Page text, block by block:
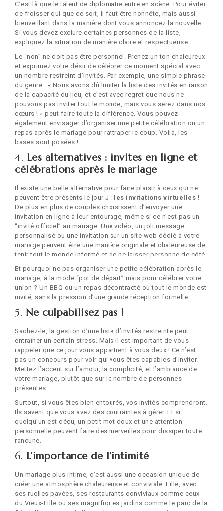
C’est là que le talent de diplomatie entre en scène. Pour éviter
de froisser qui que ce soit, il faut être honnête, mais aussi
bienveillant dans la manière dont vous annoncez la nouvelle.
Si vous devez exclure certaines personnes de la liste,
expliquez la situation de manière claire et respectueuse.
Le “non” ne doit pas être personnel. Prenez un ton chaleureux
et exprimez votre désir de célébrer ce moment spécial avec
un nombre restreint d’invités. Par exemple, une simple phrase
du genre : « Nous avons dû limiter la liste des invités en raison
de la capacité du lieu, et c’est avec regret que nous ne
pouvons pas inviter tout le monde, mais vous serez dans nos
cœurs ! » peut faire toute la différence. Vous pouvez
également envisager d’organiser une petite célébration ou un
repas après le mariage pour rattraper le coup. Voilà, les
bases sont posées !
4. Les alternatives : invites en ligne et
célébrations après le mariage
Il existe une belle alternative pour faire plaisir à ceux qui ne
peuvent être présents le jour J :
les invitations virtuelles !
De plus en plus de couples choisissent d’envoyer une
invitation en ligne à leur entourage, même si ce n’est pas un
“invité officiel” au mariage. Une vidéo, un joli message
personnalisé ou une invitation sur un site web dédié à votre
mariage peuvent être une manière originale et chaleureuse de
tenir tout le monde informé et de ne laisser personne de côté.
Et pourquoi ne pas organiser une petite célébration après le
mariage, à la mode “pot de départ” mais pour célébrer votre
union ? Un BBQ ou un repas décontracté où tout le monde est
invité, sans la pression d’une grande réception formelle.
5. Ne culpabilisez pas !
Sachez-le, la gestion d’une liste d’invités restreinte peut
entraîner un certain stress. Mais il est important de vous
rappeler que ce jour vous appartient à vous deux ! Ce n’est
pas un concours pour voir qui vous êtes capables d’inviter.
Mettez l’accent sur l’amour, la complicité, et l’ambiance de
votre mariage, plutôt que sur le nombre de personnes
présentes.
Surtout, si vous êtes bien entourés, vos invités comprendront.
Ils savent que vous avez des contraintes à gérer. Et si
quelqu’un est déçu, un petit mot doux et une attention
personnelle peuvent faire des merveilles pour dissiper toute
rancune.
6. L’importance de l’intimité
Un mariage plus intime, c’est aussi une occasion unique de
créer une atmosphère chaleureuse et conviviale. Lille, avec
ses ruelles pavées, ses restaurants conviviaux comme ceux
du Vieux-Lille ou ses magnifiques jardins comme le parc de la